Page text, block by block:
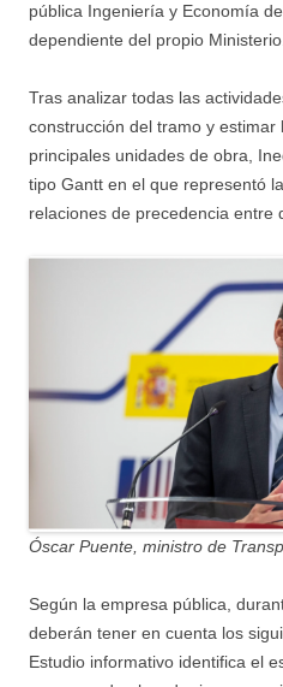
pública Ingeniería y Economía
dependiente del propio Ministerio.
Tras analizar todas las
construcción del tramo y estimar
principales unidades de obra,
tipo Gantt en el que representó
relaciones de precedencia entre
Óscar Puente, ministro de
Según la empresa pública,
deberán tener en cuenta los
Estudio informativo identifica el